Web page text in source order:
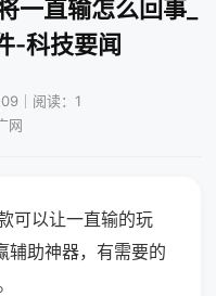
一直输怎么回事_
-科技要闻
｜阅读：1
网
可以让一直输的玩
辅助神器，有需要的